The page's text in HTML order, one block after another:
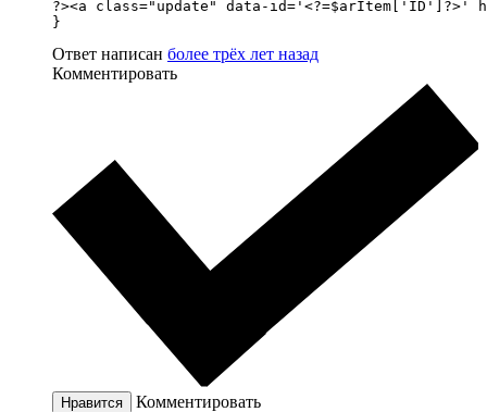
?><a class="update" data-id='<?=$arItem['ID']?>'
}
Ответ написан более трёх лет назад
Комментировать
Нравится Комментировать